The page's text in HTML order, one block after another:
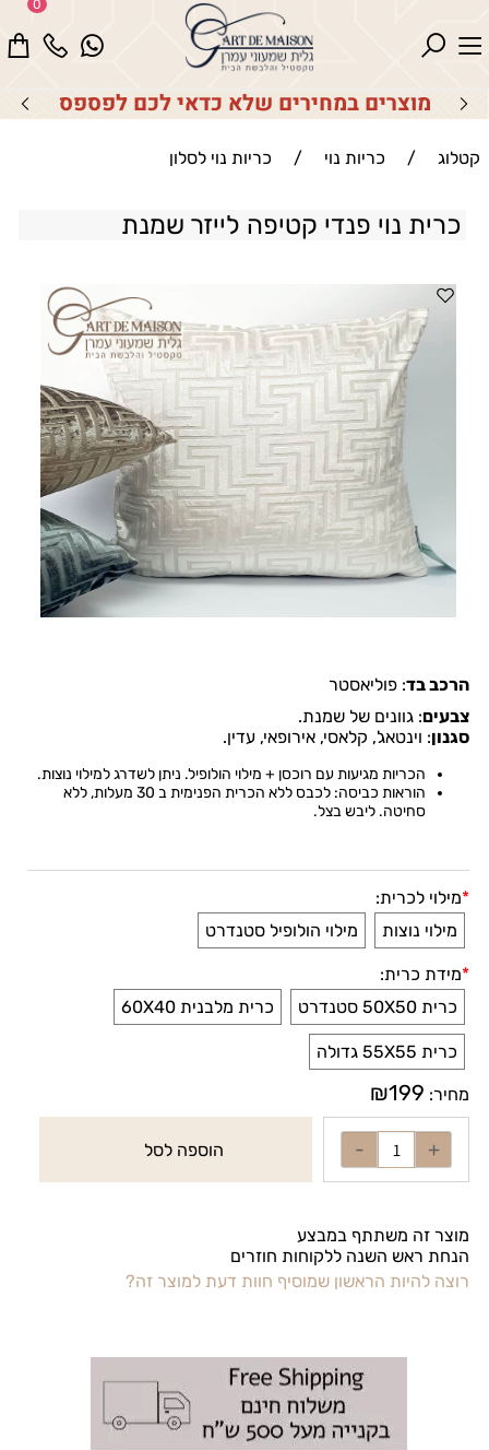
מוצרים במחירים שלא כדאי לכם לפספס
0
קטלוג / כריות נוי / כריות נוי לסלון
כרית נוי פנדי קטיפה לייזר שמנת
הרכב בד: פוליאסטר
צבעים: גוונים של שמנת.
סגנון: וינטאג', קלאסי, אירופאי, עדין.
הכריות מגיעות עם רוכסן + מילוי הולופיל. ניתן לשדרג למילוי נוצות.
הוראות כביסה: לכבס ללא הכרית הפנימית ב 30 מעלות, ללא
סחיטה. ליבש בצל.
*מילוי לכרית:
מילוי נוצות
מילוי הולופיל סטנדרט
*מידת כרית:
כרית 50X50 סטנדרט
כרית מלבנית 60X40
כרית 55X55 גדולה
מחיר: ₪199
הוספה לסל
מוצר זה משתתף במבצע
הנחת ראש השנה ללקוחות חוזרים
רוצה להיות הראשון שמוסיף חוות דעת למוצר זה?